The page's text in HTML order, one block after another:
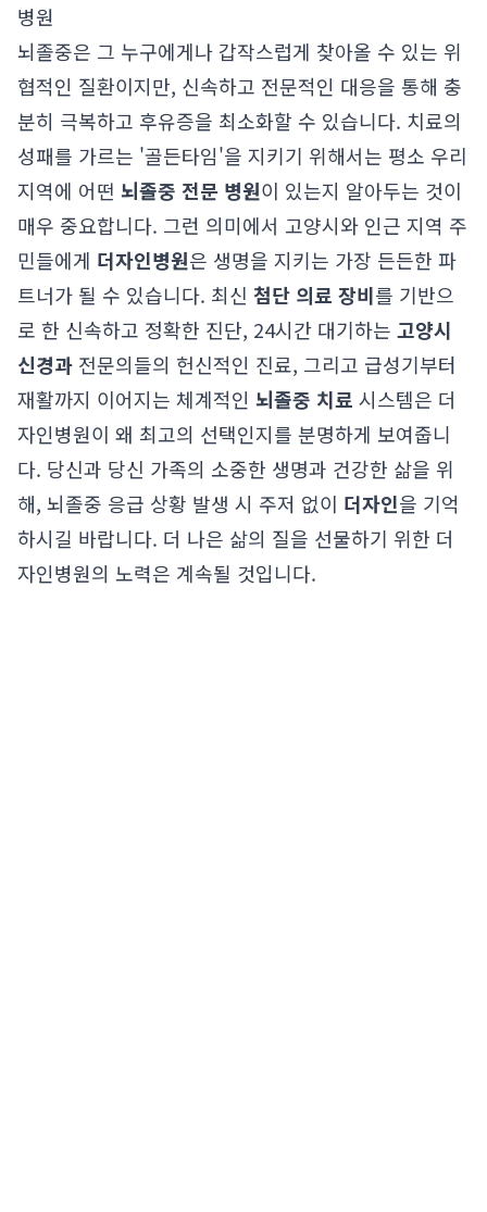
병원
뇌졸중은 그 누구에게나 갑작스럽게 찾아올 수 있는 위
협적인 질환이지만, 신속하고 전문적인 대응을 통해 충
분히 극복하고 후유증을 최소화할 수 있습니다. 치료의
성패를 가르는 '골든타임'을 지키기 위해서는 평소 우리
지역에 어떤 뇌졸중 전문 병원이 있는지 알아두는 것이
매우 중요합니다. 그런 의미에서 고양시와 인근 지역 주
민들에게 더자인병원은 생명을 지키는 가장 든든한 파
트너가 될 수 있습니다. 최신 첨단 의료 장비를 기반으
로 한 신속하고 정확한 진단, 24시간 대기하는 고양시
신경과 전문의들의 헌신적인 진료, 그리고 급성기부터
재활까지 이어지는 체계적인 뇌졸중 치료 시스템은 더
자인병원이 왜 최고의 선택인지를 분명하게 보여줍니
다. 당신과 당신 가족의 소중한 생명과 건강한 삶을 위
해, 뇌졸중 응급 상황 발생 시 주저 없이 더자인을 기억
하시길 바랍니다. 더 나은 삶의 질을 선물하기 위한 더
자인병원의 노력은 계속될 것입니다.